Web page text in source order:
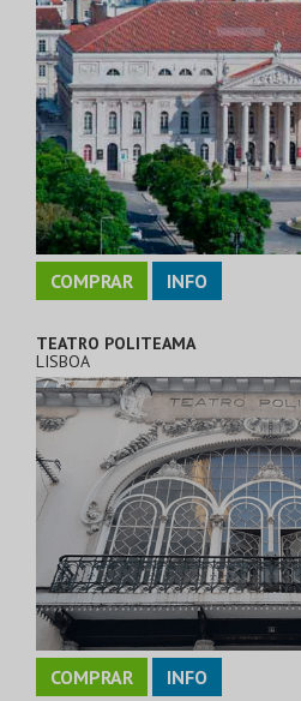
COMPRAR INFO
TEATRO POLITEAMA
LISBOA
COMPRAR INFO